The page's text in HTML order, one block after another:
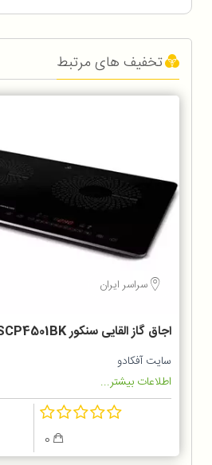
تخفیف های مرتبط
سراسر ایران
اجاق گاز القایی سنکور SCP4501BK
سایت آفکادو
اطلاعات بیشتر...